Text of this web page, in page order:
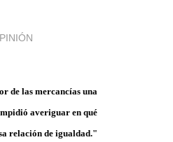
de las mercancías una
averiguar en qué
relación de igualdad."